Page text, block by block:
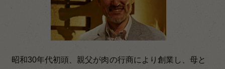
昭和30年代初頭、親父が肉の行商により創業し、母と